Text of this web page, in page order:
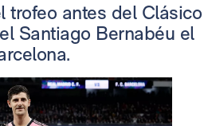
trofeo antes del Clásico
Santiago Bernabéu el